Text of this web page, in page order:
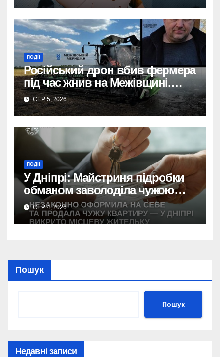
ПОДІЇ
Російський дрон вбив фермера
під час жнив на Межівщині.
Трагедія.
СЕР 5, 2026
ПОДІЇ
У Дніпрі: Майстриня підробки
обманом заволоділа чужою
квартирою
СЕР 4, 2026
Пошук
Пошук
Недавні записи